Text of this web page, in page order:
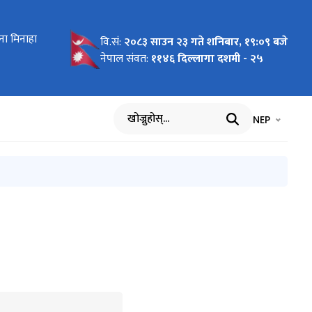
मिनाहा
वारे
सुझाव
सूचना र
डाँक
- २०८२।
ईमेल
सूचना
वारे
सुचना
पेश
वि.सं: २०८३ साउन २३ गते शनिबार, १९:०९ बजे
नेपाल संवत: ११४६ दिल्लागा दशमी - २५
खोज्नुहोस् भाषा चयन
NEP